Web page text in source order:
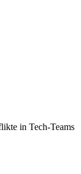
in Tech-Teams